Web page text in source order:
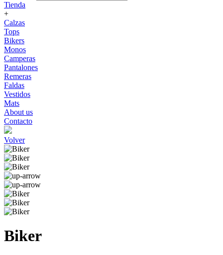
Tienda
+
Calzas
Tops
Bikers
Monos
Camperas
Pantalones
Remeras
Faldas
Vestidos
Mats
About us
Contacto
Volver
Biker